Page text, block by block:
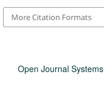
More Citation Formats
Open Journal Systems